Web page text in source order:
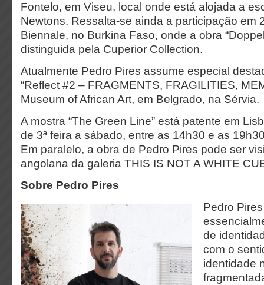
Fontelo, em Viseu, local onde está alojada a
Newtons. Ressalta-se ainda a participação em
Biennale, no Burkina Faso, onde a obra
distinguida pela Cuperior Collection.
Atualmente Pedro Pires assume especial
“Reflect #2 – FRAGMENTS, FRAGILITIES,
Museum of African Art, em Belgrado, na Sérvia.
A mostra “The Green Line” está patente em
de 3ª feira a sábado, entre as 14h30 e as
Em paralelo, a obra de Pedro Pires pode ser
angolana da galeria THIS IS NOT A WHITE
Sobre Pedro Pires
Pedro
de
com o
identidade